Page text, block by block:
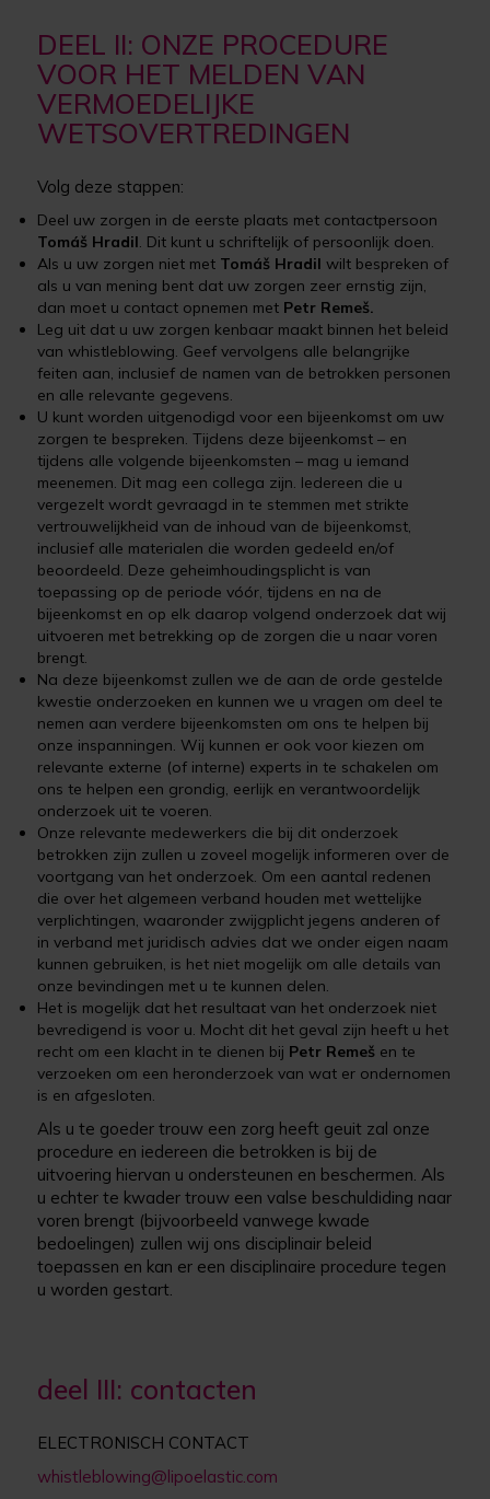
DEEL II: ONZE PROCEDURE
VOOR HET MELDEN VAN
VERMOEDELIJKE
WETSOVERTREDINGEN
Volg deze stappen:
Deel uw zorgen in de eerste plaats met contactpersoon
Tomáš Hradil. Dit kunt u schriftelijk of persoonlijk doen.
Als u uw zorgen niet met Tomáš Hradilwilt bespreken of
als u van mening bent dat uw zorgen zeer ernstig zijn,
dan moet u contact opnemen met Petr Remeš.
Leg uit dat u uw zorgen kenbaar maakt binnen het beleid
van whistleblowing. Geef vervolgens alle belangrijke
feiten aan, inclusief de namen van de betrokken personen
en alle relevante gegevens.
U kunt worden uitgenodigd voor een bijeenkomst om uw
zorgen te bespreken. Tijdens deze bijeenkomst – en
tijdens alle volgende bijeenkomsten – mag u iemand
meenemen. Dit mag een collega zijn. Iedereen die u
vergezelt wordt gevraagd in te stemmen met strikte
vertrouwelijkheid van de inhoud van de bijeenkomst,
inclusief alle materialen die worden gedeeld en/of
beoordeeld. Deze geheimhoudingsplicht is van
toepassing op de periode vóór, tijdens en na de
bijeenkomst en op elk daarop volgend onderzoek dat wij
uitvoeren met betrekking op de zorgen die u naar voren
brengt.
Na deze bijeenkomst zullen we de aan de orde gestelde
kwestie onderzoeken en kunnen we u vragen om deel te
nemen aan verdere bijeenkomsten om ons te helpen bij
onze inspanningen. Wij kunnen er ook voor kiezen om
relevante externe (of interne) experts in te schakelen om
ons te helpen een grondig, eerlijk en verantwoordelijk
onderzoek uit te voeren.
Onze relevante medewerkers die bij dit onderzoek
betrokken zijn zullen u zoveel mogelijk informeren over de
voortgang van het onderzoek. Om een aantal redenen
die over het algemeen verband houden met wettelijke
verplichtingen, waaronder zwijgplicht jegens anderen of
in verband met juridisch advies dat we onder eigen naam
kunnen gebruiken, is het niet mogelijk om alle details van
onze bevindingen met u te kunnen delen.
Het is mogelijk dat het resultaat van het onderzoek niet
bevredigend is voor u. Mocht dit het geval zijn heeft u het
recht om een klacht in te dienen bij Petr Remeš en te
verzoeken om een heronderzoek van wat er ondernomen
is en afgesloten.
Als u te goeder trouw een zorg heeft geuit zal onze
procedure en iedereen die betrokken is bij de
uitvoering hiervan u ondersteunen en beschermen. Als
u echter te kwader trouw een valse beschuldiding naar
voren brengt (bijvoorbeeld vanwege kwade
bedoelingen) zullen wij ons disciplinair beleid
toepassen en kan er een disciplinaire procedure tegen
u worden gestart.
deel III: contacten
ELECTRONISCH CONTACT
whistleblowing@lipoelastic.com